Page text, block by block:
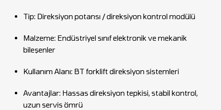
Tip: Direksiyon potansı / direksiyon kontrol modülü
Malzeme: Endüstriyel sınıf elektronik ve mekanik
bileşenler
Kullanım Alanı: BT forklift direksiyon sistemleri
Avantajlar: Hassas direksiyon tepkisi, stabil kontrol,
uzun servis ömrü